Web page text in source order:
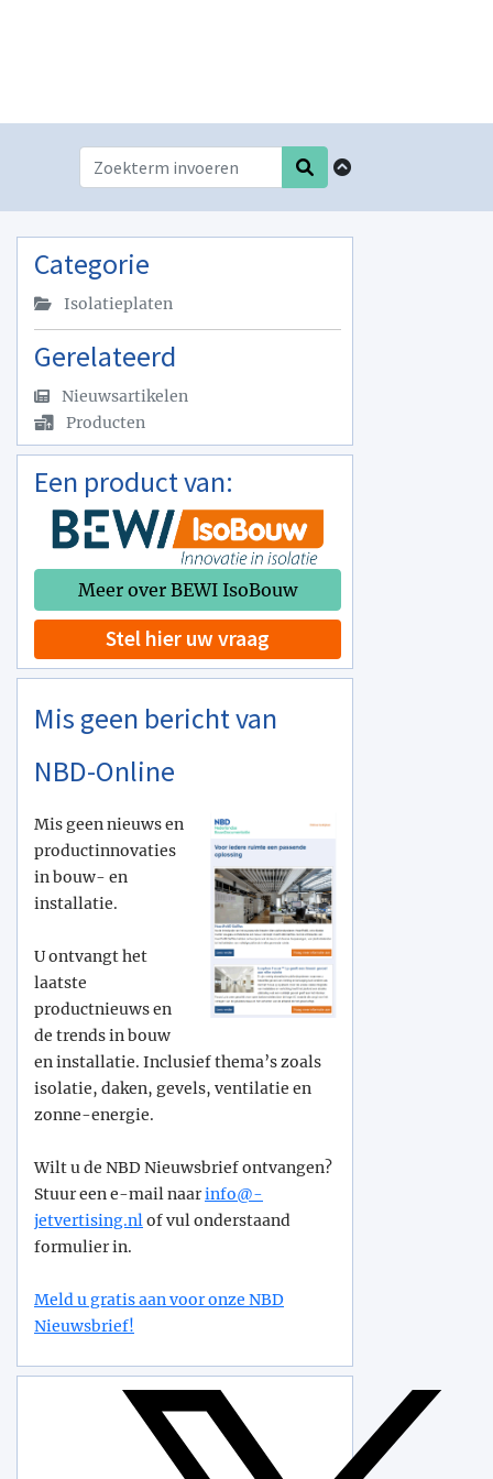
Categorie
Isolatieplaten
Gerelateerd
Nieuwsartikelen
Producten
Een product van:
Meer over BEWI IsoBouw
Stel hier uw vraag
Mis geen bericht van
NBD-Online
Mis geen nieuws en
productinnovaties
in bouw- en
installatie.
U ontvangt het
laatste
productnieuws en
de trends in bouw
en installatie. Inclusief thema’s zoals
isolatie, daken, gevels, ventilatie en
zonne-energie.
Wilt u de NBD Nieuwsbrief ontvangen?
Stuur een e-mail naarinfo@­
jetvertising.nlof vul onderstaand
formulier in.
Meld u gratis aan voor onze NBD
Nieuwsbrief!